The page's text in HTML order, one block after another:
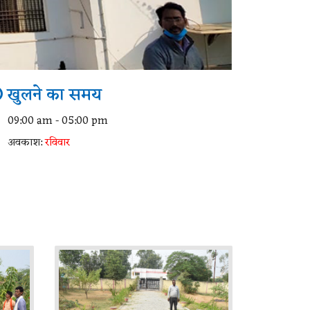
खुलने का समय
09:00 am - 05:00 pm
अवकाश:रविवार